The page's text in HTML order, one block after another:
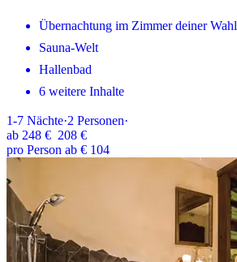
Übernachtung im Zimmer deiner Wahl
Sauna-Welt
Hallenbad
6 weitere Inhalte
1-7 Nächte·2 Personen·
ab 248 € 208 €
pro Person ab € 104